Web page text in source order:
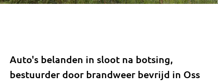
Auto's belanden in sloot na botsing,
bestuurder door brandweer bevrijd in Oss